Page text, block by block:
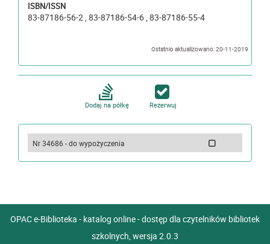
ISBN/ISSN
83-87186-56-2 , 83-87186-54-6 , 83-87186-55-4
Ostatnio aktualizowano: 20-11-2019
Dodaj na półkę Rezerwuj
Nr 34686 - do wypożyczenia
OPAC e-Biblioteka - katalog online - dostęp dla czytelników bibliotek
szkolnych, wersja 2.0.3